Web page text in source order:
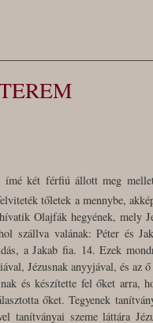
két férfiú állott meg
tőletek a mennybe,
Olajfák hegyének, mely
szállva valának: Péter és
a Jakab fia. 14. Ezek
Jézusnak anyyjával, és
és készítette fel őket
őket. Tegyenek
tanítványai szeme láttára